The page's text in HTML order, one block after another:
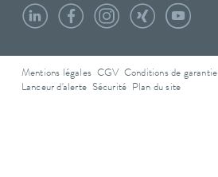
Mentions légales CGV Conditions de garantie
Lanceur d'alerte Sécurité Plan du site